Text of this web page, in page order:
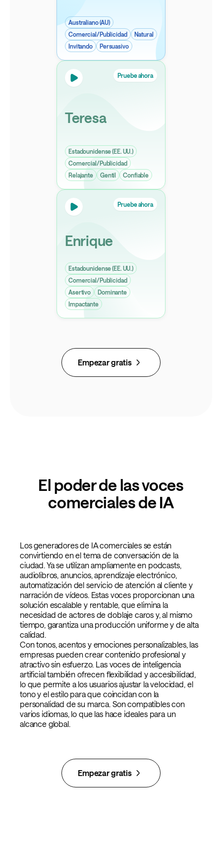
Australiano (AU)
Comercial/Publicidad
Natural
Invitando
Persuasivo
Pruebe ahora
Teresa
Estadounidense (EE. UU.)
Comercial/Publicidad
Relajante
Gentil Confiable
Pruebe ahora
Enrique
Estadounidense (EE. UU.)
Comercial/Publicidad
Asertivo
Dominante
Impactante
Empezar gratis
El poder de las voces
comerciales de IA
Los generadores de IA comerciales se están
convirtiendo en el tema de conversación de la
ciudad. Ya se utilizan ampliamente en podcasts,
audiolibros, anuncios, aprendizaje electrónico,
automatización del servicio de atención al cliente y
narración de vídeos. Estas voces proporcionan una
solución escalable y rentable, que elimina la
necesidad de actores de doblaje caros y, al mismo
tiempo, garantiza una producción uniforme y de alta
calidad.
Con tonos, acentos y emociones personalizables, las
empresas pueden crear contenido profesional y
atractivo sin esfuerzo. Las voces de inteligencia
artificial también ofrecen flexibilidad y accesibilidad,
lo que permite a los usuarios ajustar la velocidad, el
tono y el estilo para que coincidan con la
personalidad de su marca. Son compatibles con
varios idiomas, lo que las hace ideales para un
alcance global.
Empezar gratis